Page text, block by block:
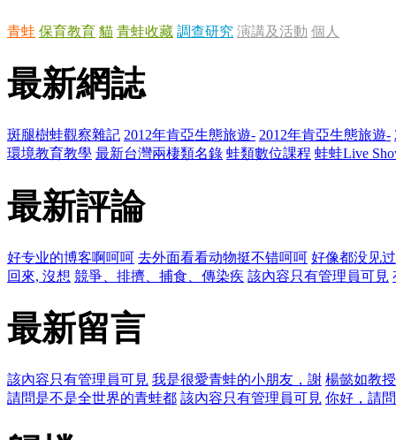
青蛙 保育教育 貓 青蛙收藏 調查研究 演講及活動 個人
最新網誌
斑腿樹蛙觀察雜記 2012年肯亞生態旅遊- 2012年肯亞生態旅遊-
環境教育教學 最新台灣兩棲類名錄 蛙類數位課程 蛙蛙Live
最新評論
好专业的博客啊呵呵 去外面看看动物挺不错呵呵 好像都没见
回來, 沒想 競爭、排擠、捕食、傳染疾 該內容只有管理員可見
最新留言
該內容只有管理員可見 我是很愛青蛙的小朋友，謝 楊懿如教
請問是不是全世界的青蛙都 該內容只有管理員可見 你好，請